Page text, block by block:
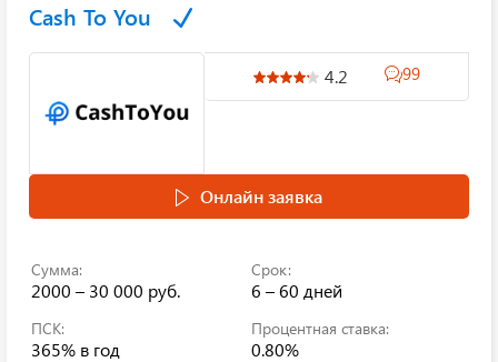
Cash To You
4.2 99
Онлайн заявка
Сумма:
2000 – 30 000 руб.
Срок:
6 – 60 дней
ПСК:
365% в год
Процентная ставка:
0.80%